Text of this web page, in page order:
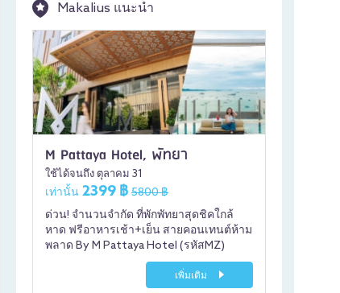
Makalius แนะนำ
M Pattaya Hotel, พัทยา
ใช้ได้จนถึง ตุลาคม 31
เท่านั้น 2399 ฿ 5800 ฿
ด่วน! จำนวนจำกัด ที่พักพัทยาสุดชิคใกล้
หาด ฟรีอาหารเช้า+เย็น สายคอนเทนต์ห้าม
พลาด By M Pattaya Hotel (รหัสMZ)
เพิ่มเติม